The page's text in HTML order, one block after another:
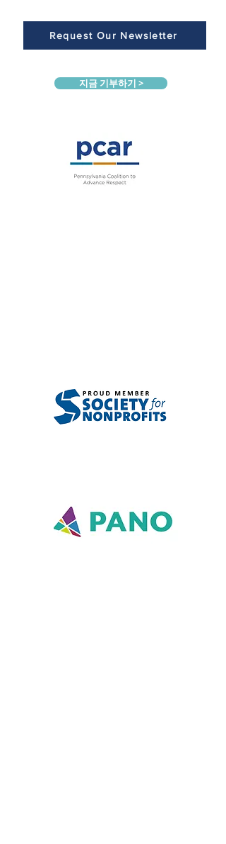
Request Our Newsletter
지금 기부하기 >